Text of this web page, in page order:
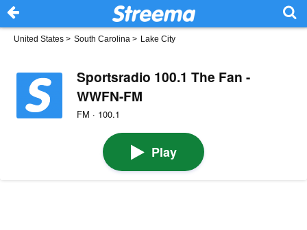
United States > South Carolina > Lake City
Sportsradio 100.1 The Fan -
WWFN-FM
FM · 100.1
Play